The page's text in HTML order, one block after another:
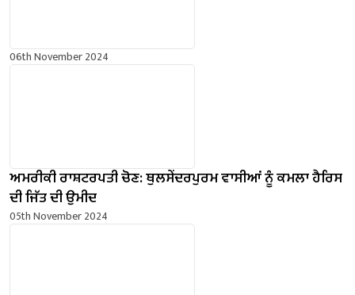
06th November 2024
ਅਮਰੀਕੀ ਰਾਸ਼ਟਰਪਤੀ ਚੋਣ: ਥੁਲਸੇਂਦਰਪੁਰਮ ਵਾਸੀਆਂ ਨੂੰ ਕਮਲਾ ਹੈਰਿਸ
ਦੀ ਜਿੱਤ ਦੀ ਉਮੀਦ
05th November 2024